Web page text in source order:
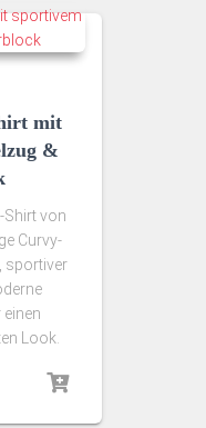
mit
&
von
Curvy-
sportiver
Look.